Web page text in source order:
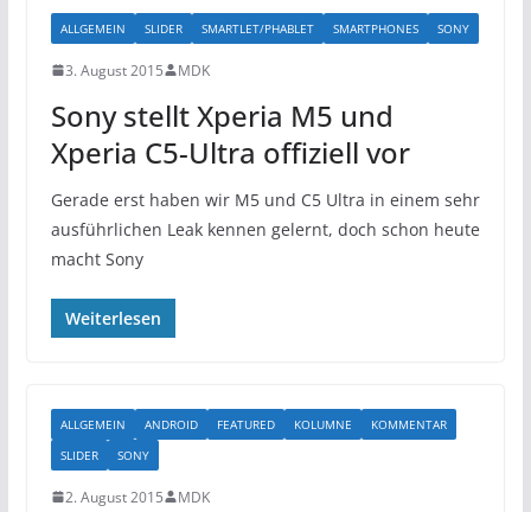
ALLGEMEIN SLIDER SMARTLET/PHABLET SMARTPHONES SONY
3. August 2015 MDK
Sony stellt Xperia M5 und
Xperia C5-Ultra offiziell vor
Gerade erst haben wir M5 und C5 Ultra in einem sehr
ausführlichen Leak kennen gelernt, doch schon heute
macht Sony
Weiterlesen
ALLGEMEIN ANDROID FEATURED KOLUMNE
KOMMENTAR
SLIDER
SONY
2. August 2015 MDK